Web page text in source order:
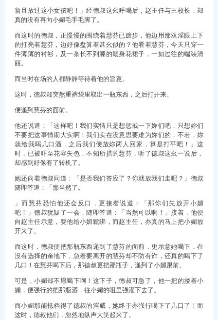
暂且放过这小女孩吧！」经德叔这幺呼喝后，赵主任与王校长，却
真的没有再向小媚毛手毛脚了。
而这时的德叔，正慢慢的围绕着慧芬已踱步，他边用那双淫眼上下
的打亮着慧芬，边好像盘算着甚幺似的？他看着慧芬，今天只穿一
件薄薄的衬衫，及一条长不到滕的鬆身花裙子，一如过往的端装清
丽。
而当时在场的人都静静等待着他的旨意。
这时，德叔却突然重裤袋里取出一瓶东西，之后打开来。
便递到慧芬的面前。
他还说道：「这样吧！我们实情只是想惩戒一下妳们吧，只想妳们
不要把这事情闹大实啊！我们实在没意思要难为妳们的，不若，妳
就给我喝几口酒，之后我们便放妳两人回家，算是打平吧！」这
时，已被吓至花容失色，不知所措的慧芬，听了德叔这幺一说后，
却感到好像有了转机了。
她还向着德叔问道：「是否我们答应了？你就放我们走吧？」德叔
随即答道：「那当然了。
」而慧芬恐怕他还会反口，更接着说道：「那你们先放开小媚
吧！」德叔犹疑了一会，随即答道：「当然可以啊！」接着，他便
向赵主任示意，要他给小媚鬆绑，而赵主任，亦真的马上把小媚放
开来了。
而这时，德叔便把那瓶东西递到了慧芬的面前，更示意她喝下，在
没有选择的余地下，急着要离开的慧芬却不防有诈，还真的喝下了
几口！在慧芬喝下后，那德叔更把那瓶子，递到了小媚跟前。
可是，小媚却不愿喝下啊！这下子，德叔可急了，他一把的搂着小
媚，便强行的把那瓶酒，往小媚的咀里强灌下去了。
而小媚那能抵档得了德叔的淫威，她终于亦强行喝下了几口了！而
这时，德叔他们，忽然地纵声大笑起来了。